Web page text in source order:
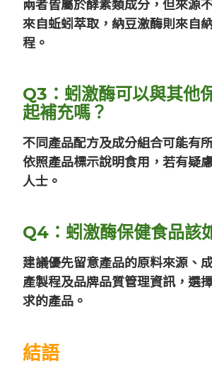
兩者皆屬於酵素類成分，但來源
來自蚯蚓萃取，納豆激酶則來自
程。
Q3：蚓激酶可以與其他
起補充嗎？
不同產品配方及成分組合可能有
依照產品標示說明食用，若有疑
人士。
Q4：蚓激酶保健食品該
建議優先留意產品的原料來源、
產製程及品牌品質管理資訊，選
求的產品。
結語